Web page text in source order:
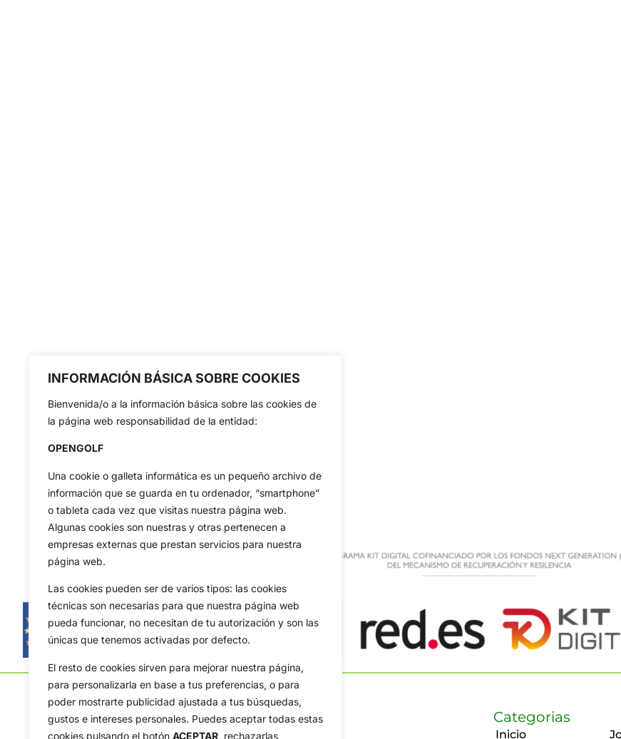
INFORMACIÓN BÁSICA SOBRE COOKIES
Bienvenida/o a la información básica sobre las cookies de
la página web responsabilidad de la entidad:
OPENGOLF
Una cookie o galleta informática es un pequeño archivo de
información que se guarda en tu ordenador, “smartphone”
o tableta cada vez que visitas nuestra página web.
Algunas cookies son nuestras y otras pertenecen a
empresas externas que prestan servicios para nuestra
página web.
Las cookies pueden ser de varios tipos: las cookies
técnicas son necesarias para que nuestra página web
pueda funcionar, no necesitan de tu autorización y son las
únicas que tenemos activadas por defecto.
El resto de cookies sirven para mejorar nuestra página,
para personalizarla en base a tus preferencias, o para
poder mostrarte publicidad ajustada a tus búsquedas,
gustos e intereses personales. Puedes aceptar todas estas
cookies pulsando el botón ACEPTAR, rechazarlas
Categorias
Inicio